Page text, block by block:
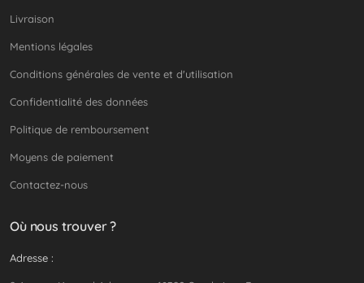
Livraison
Mentions légales
Conditions générales de vente et d'utilisation
Confidentialité des données
Politique de remboursement
Moyens de paiement
Contactez-nous
Où nous trouver ?
Adresse :